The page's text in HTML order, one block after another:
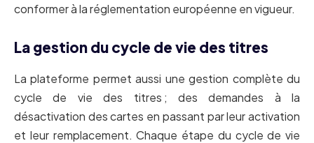
conformer à la réglementation européenne en vigueur.
La gestion du cycle de vie des titres
La plateforme permet aussi une gestion complète du
cycle de vie des titres ; des demandes à la
désactivation des cartes en passant par leur activation
et leur remplacement. Chaque étape du cycle de vie